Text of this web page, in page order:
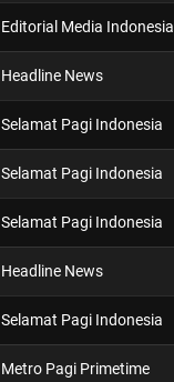
Editorial Media Indonesia
Headline News
Selamat Pagi Indonesia
Selamat Pagi Indonesia
Selamat Pagi Indonesia
Headline News
Selamat Pagi Indonesia
Metro Pagi Primetime